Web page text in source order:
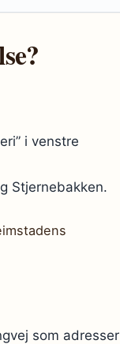
i venstre
Stjernebakken.
som adresser